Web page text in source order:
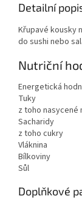
Detailní
Křupavé kousky
do sushi nebo
Nutriční
Energetická
Tuky
z toho nasycené
Sacharidy
z toho cukry
Vláknina
Bílkoviny
Sůl
Doplňkové